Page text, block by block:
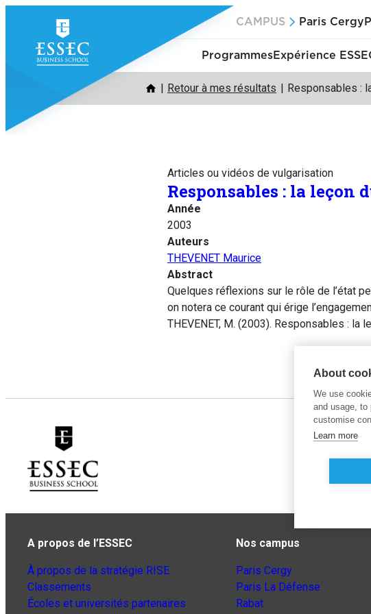
contenu
CAMPUS Paris Cergy
ProgrammesExpérience
Retour à mes résultats Responsables :
Articles ou vidéos de vulgarisation
Responsables : la leçon
Année
2003
Auteurs
THEVENET Maurice
Abstract
Quelques réflexions sur le rôle de l’état
on notera ce courant qui érige
THEVENET, M. (2003). Responsables : la
A propos de l’ESSEC
À propos de la stratégie RISE
Classements
Écoles et universités partenaires
Nos campus
Paris Cergy
Paris La Défense
Rabat
About
We use
and usage, to
customise
Learn more